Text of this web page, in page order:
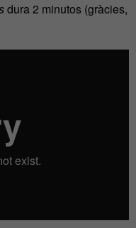
dura 2 minutos (gràcies,